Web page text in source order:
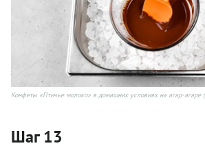
Конфеты «Птичье молоко» в домашних условиях на агар-агаре
Шаг 13